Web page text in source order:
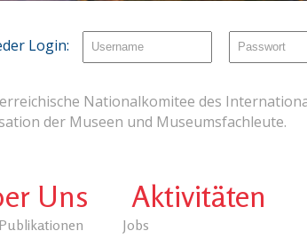
Nationalkomitee des
der Museen und Museumsfachleute.
Publikationen Jobs
Uns Aktivitäten
Login: